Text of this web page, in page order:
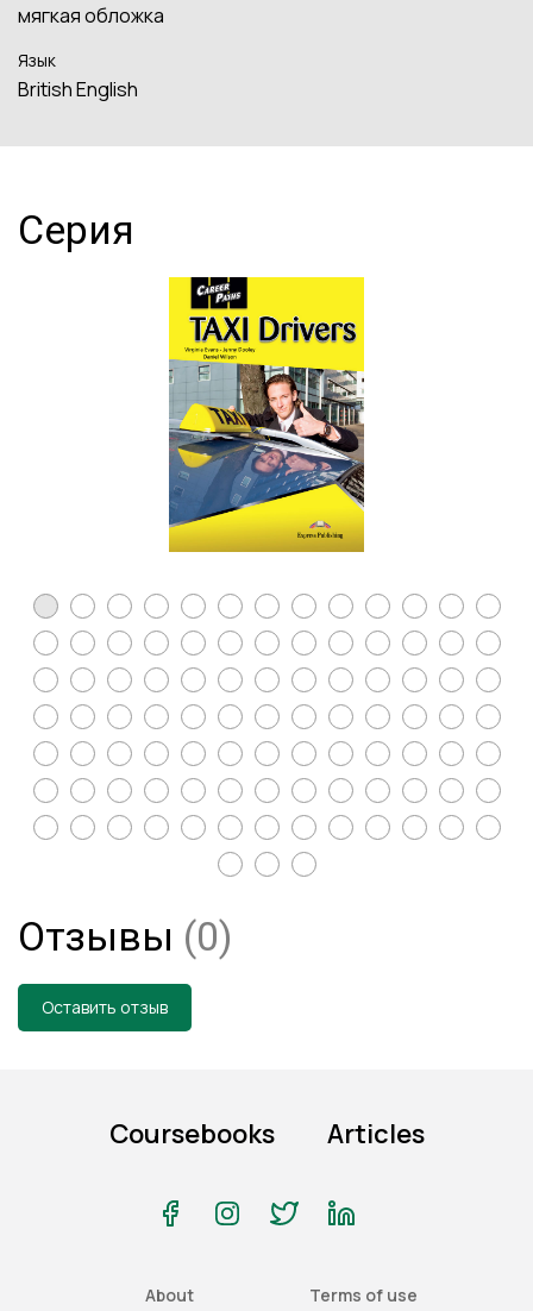
мягкая обложка
Язык
British English
Серия
Отзывы (0)
Оставить отзыв
Coursebooks Articles
About Terms of use